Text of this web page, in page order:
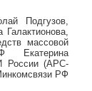
Подгузов,
Галактионова,
массовой
Екатерина
России (АРС-
РФ